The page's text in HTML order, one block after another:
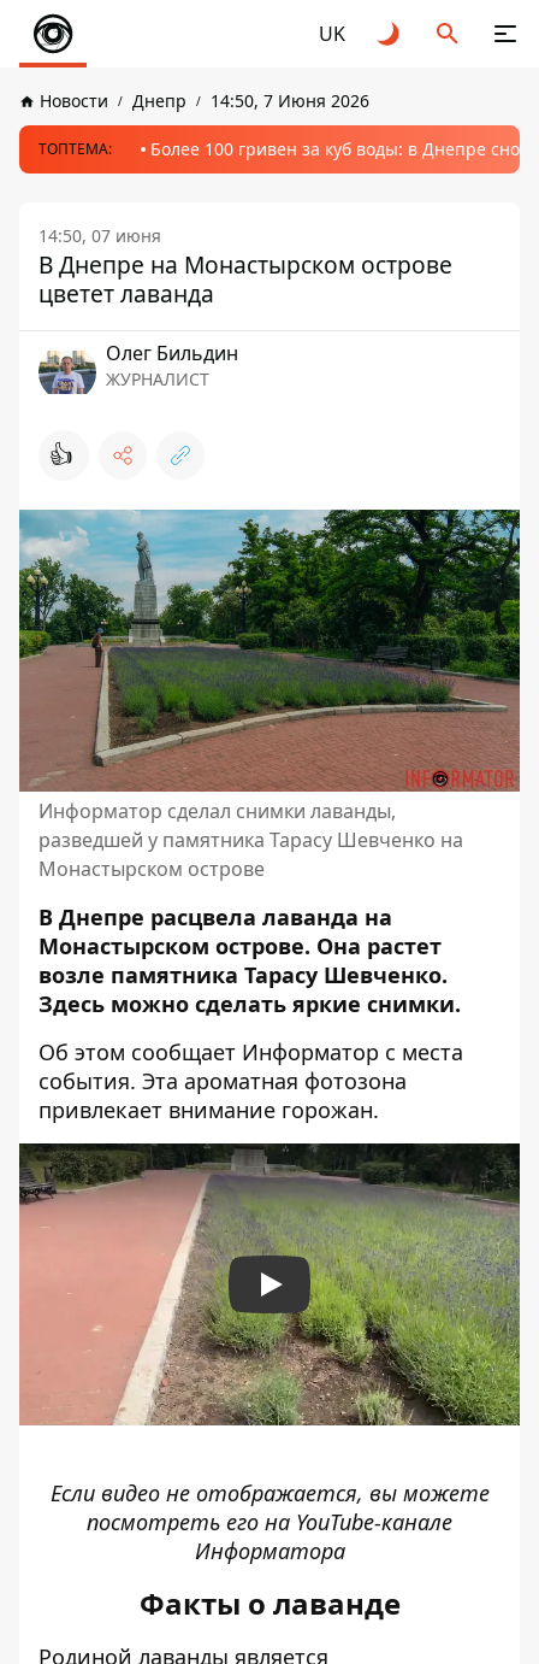
UK
Новости Днепр 14:50, 7 Июня 2026
ТОПТЕМА: Более 100 гривен за куб воды: в Днепре
14:50, 07 июня
В Днепре на Монастырском острове
цветет лаванда
Олег Бильдин
ЖУРНАЛИСТ
👍
Информатор сделал снимки лаванды,
разведшей у памятника Тарасу Шевченко на
Монастырском острове
В Днепре расцвела лаванда на
Монастырском острове. Она растет
возле памятника Тарасу Шевченко.
Здесь можно сделать яркие снимки.
Об этом сообщает Информатор с места
события. Эта ароматная фотозона
привлекает внимание горожан.
Play
Если видео не отображается, вы можете
посмотреть его на YouTube-канале
Информатора
Факты о лаванде
Родиной лаванды является